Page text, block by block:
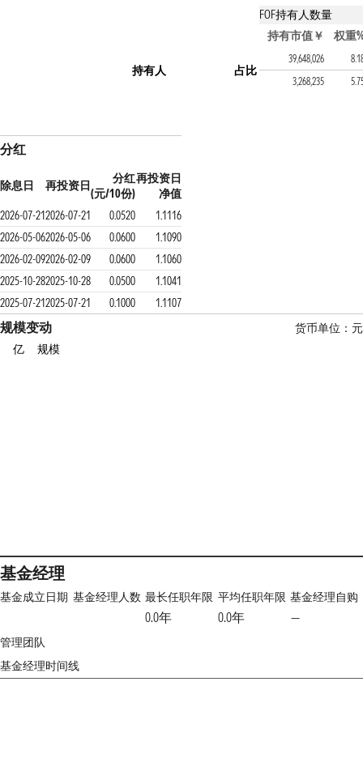
持有人 占比
FOF持有人数量
持有该基金的FOF产
持有市值￥ 权重
浦银安盛颐享稳健养老
39,648,026
浦银稳健回报6个月持有
3,268,235
分红
除息日 再投资日
分红
(元/10份)
再投资日
净值
2026-07-212026-07-21 0.0520
1.1116
2026-05-062026-05-06 0.0600
1.1090
2026-02-092026-02-09 0.0600
1.1060
2025-10-282025-10-28 0.0500
1.1041
2025-07-212025-07-21 0.1000 1.1107
规模变动
货币单位：元
亿
规模
基金经理
基金成立日期 基金经理人数 最长任职年限
0.0年
平均任职年限
0.0年
基金经理自购
—
管理团队
基金经理时间线